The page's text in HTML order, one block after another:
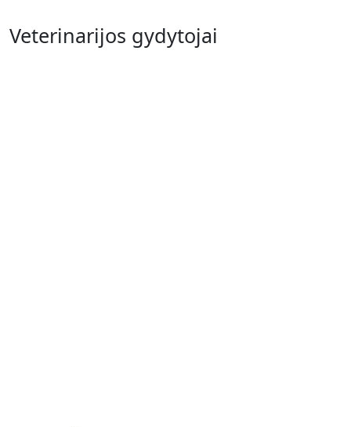
Veterinarijos gydytojai